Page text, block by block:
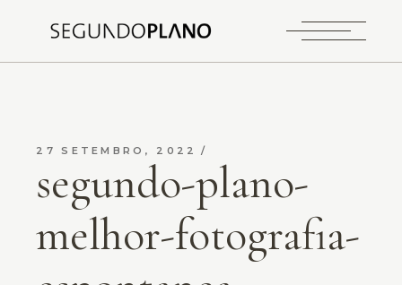
27 SETEMBRO, 2022
segundo-plano-
melhor-fotografia-